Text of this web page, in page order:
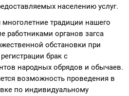
населению услуг.
традиции нашего
работниками органов загса
обстановки при
брак с
народных обрядов и обычаев.
возможность проведения в
по индивидуальному